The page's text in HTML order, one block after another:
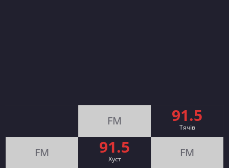
FM 91.5
Тячів
FM 91.5
Хуст FM